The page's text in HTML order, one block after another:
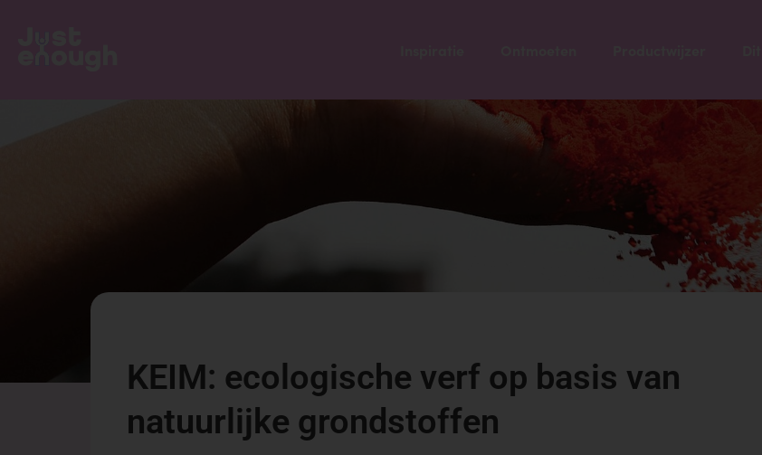
KEIM: ecologische verf op basis van
natuurlijke grondstoffen